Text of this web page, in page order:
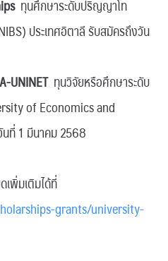
ทุนศึกษาระดับปริญญาโท
ประเทศอิตาลี รับสมัครถึงวัน
UNINETทุนวิจัยหรือศึกษาระดับ
of Economics and
ที่ 1 มีนาคม 2568
เพิ่มเติมได้ที่
grants/university-